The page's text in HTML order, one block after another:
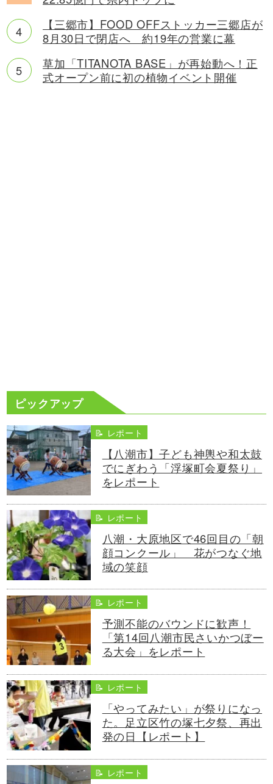
【三郷市】FOOD OFFストッカー三郷店が
8月30日で閉店へ 約19年の営業に幕
草加「TITANOTA BASE」が再始動へ！正
式オープン前に初の植物イベント開催
ピックアップ
📝 レポート
【八潮市】子ども神輿や和太鼓
でにぎわう「浮塚町会夏祭り」
をレポート
📝 レポート
八潮・大原地区で46回目の「朝
顔コンクール」 花がつなぐ地
域の笑顔
📝 レポート
予測不能のバウンドに歓声！
「第14回八潮市民さいかつぼー
る大会」をレポート
📝 レポート
「やってみたい」が祭りになっ
た。足立区竹の塚七夕祭、再出
発の日【レポート】
📝 レポート